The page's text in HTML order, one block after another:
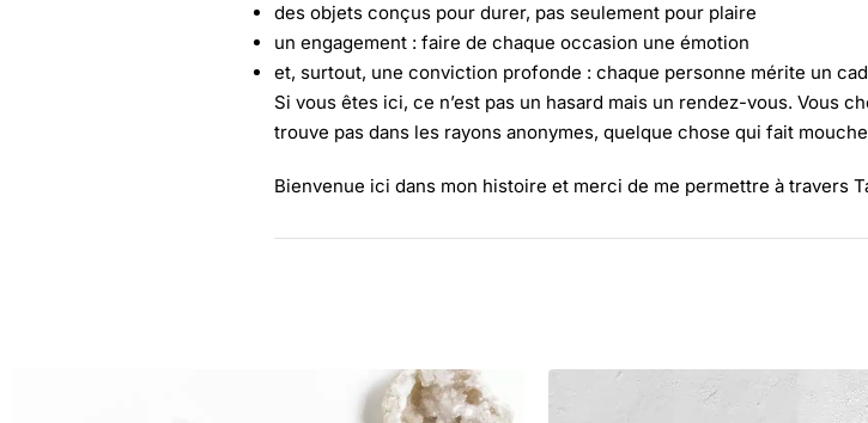
des objets conçus pour durer, pas seulement pour plaire
un engagement : faire de chaque occasion une émotion
et, surtout, une conviction profonde : chaque personne mérite un
Si vous êtes ici, ce n’est pas un hasard mais un rendez-vous. Vous
trouve pas dans les rayons anonymes, quelque chose qui fait
Bienvenue ici dans mon histoire et merci de me permettre à travers